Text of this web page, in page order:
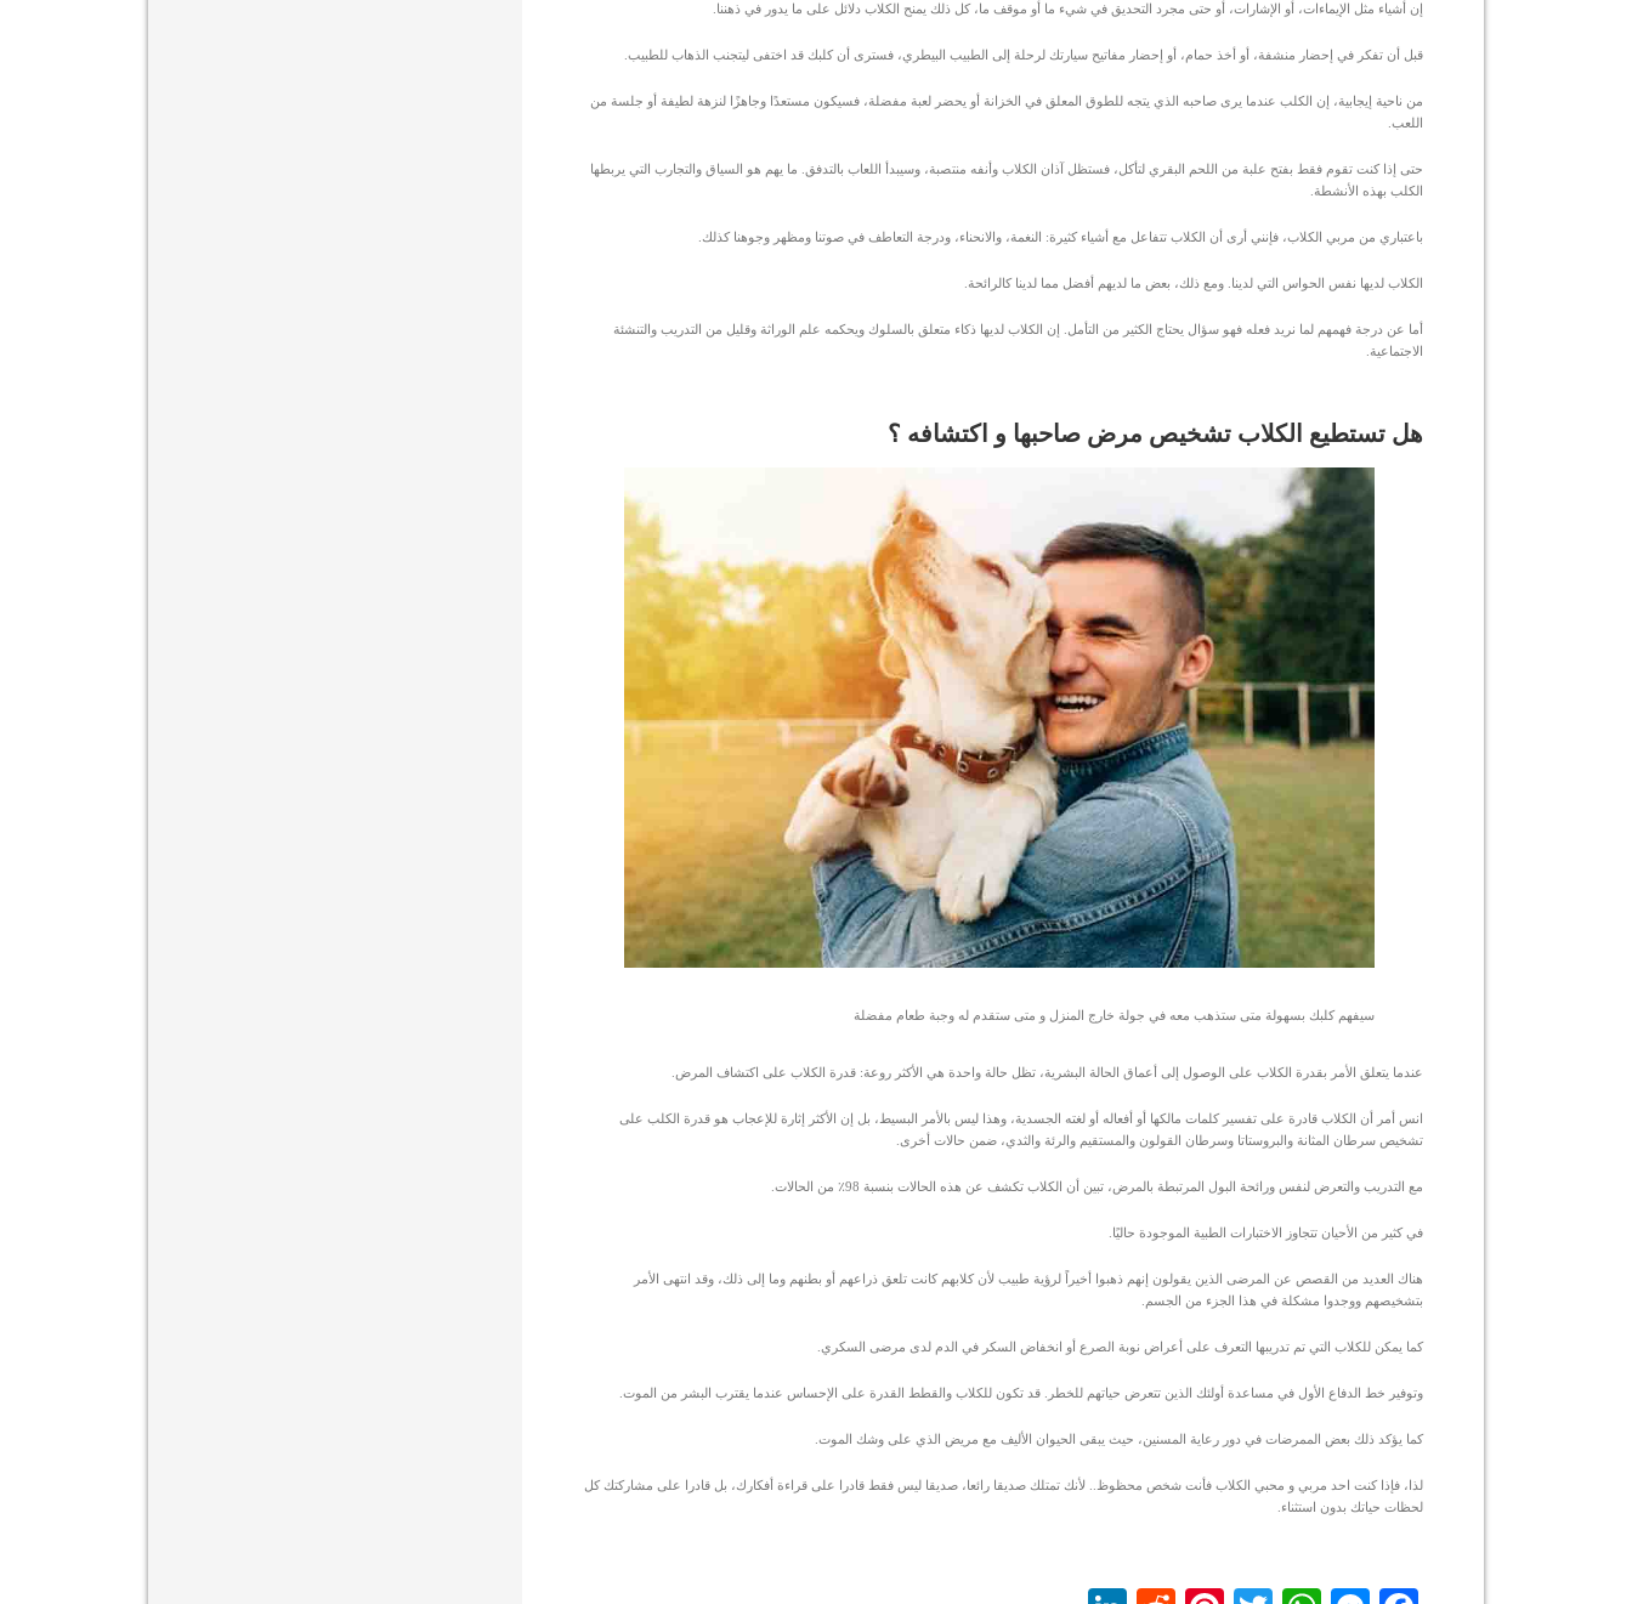
إن أشياء مثل الإيماءات، أو الإشارات، أو حتى مجرد التحديق في شيء ما أو موقف ما، كل ذلك يمنح الكلاب دلائل على ما يدور في ذهننا.
قبل أن تفكر في إحضار منشفة، أو أخذ حمام، أو إحضار مفاتيح سيارتك لرحلة إلى الطبيب البيطري، فسترى أن كلبك قد اختفى ليتجنب الذهاب للطبيب.
من ناحية إيجابية، إن الكلب عندما يرى صاحبه الذي يتجه للطوق المعلق في الخزانة أو يحضر لعبة مفضلة، فسيكون مستعدًا وجاهزًا لنزهة لطيفة أو جلسة من
اللعب.
حتى إذا كنت تقوم فقط بفتح علبة من اللحم البقري لتأكل، فستظل آذان الكلاب وأنفه منتصبة، وسيبدأ اللعاب بالتدفق. ما يهم هو السياق والتجارب التي يربطها
الكلب بهذه الأنشطة.
باعتباري من مربي الكلاب، فإنني أرى أن الكلاب تتفاعل مع أشياء كثيرة: النغمة، والانحناء، ودرجة التعاطف في صوتنا ومظهر وجوهنا كذلك.
الكلاب لديها نفس الحواس التي لدينا. ومع ذلك، بعض ما لديهم أفضل مما لدينا كالرائحة.
أما عن درجة فهمهم لما نريد فعله فهو سؤال يحتاج الكثير من التأمل. إن الكلاب لديها ذكاء متعلق بالسلوك ويحكمه علم الوراثة وقليل من التدريب والتنشئة
الاجتماعية.
هل تستطيع الكلاب تشخيص مرض صاحبها و اكتشافه ؟
سيفهم كلبك بسهولة متى ستذهب معه في جولة خارج المنزل و متى ستقدم له وجبة طعام مفضلة
عندما يتعلق الأمر بقدرة الكلاب على الوصول إلى أعماق الحالة البشرية، تظل حالة واحدة هي الأكثر روعة: قدرة الكلاب على اكتشاف المرض.
انس أمر أن الكلاب قادرة على تفسير كلمات مالكها أو أفعاله أو لغته الجسدية، وهذا ليس بالأمر البسيط، بل إن الأكثر إثارة للإعجاب هو قدرة الكلب على
تشخيص سرطان المثانة والبروستاتا وسرطان القولون والمستقيم والرئة والثدي، ضمن حالات أخرى.
مع التدريب والتعرض لنفس ورائحة البول المرتبطة بالمرض، تبين أن الكلاب تكشف عن هذه الحالات بنسبة 98٪ من الحالات.
في كثير من الأحيان تتجاوز الاختبارات الطبية الموجودة حاليًا.
هناك العديد من القصص عن المرضى الذين يقولون إنهم ذهبوا أخيراً لرؤية طبيب لأن كلابهم كانت تلعق ذراعهم أو بطنهم وما إلى ذلك، وقد انتهى الأمر
بتشخيصهم ووجدوا مشكلة في هذا الجزء من الجسم.
كما يمكن للكلاب التي تم تدريبها التعرف على أعراض نوبة الصرع أو انخفاض السكر في الدم لدى مرضى السكري.
وتوفير خط الدفاع الأول في مساعدة أولئك الذين تتعرض حياتهم للخطر. قد تكون للكلاب والقطط القدرة على الإحساس عندما يقترب البشر من الموت.
كما يؤكد ذلك بعض الممرضات في دور رعاية المسنين، حيث يبقى الحيوان الأليف مع مريض الذي على وشك الموت.
لذا، فإذا كنت احد مربي و محبي الكلاب فأنت شخص محظوظ.. لأنك تمتلك صديقا رائعا، صديقا ليس فقط قادرا على قراءة أفكارك، بل قادرا على مشاركتك كل
لحظات حياتك بدون استثناء.